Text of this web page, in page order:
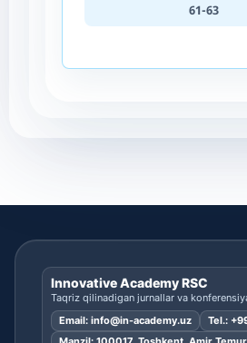
61-63
Innovative Academy RSC
Taqriz qilinadigan jurnallar va
Email: info@in-academy.uz Tel.: